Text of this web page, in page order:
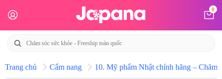
0
Trang chủ Cẩm nang 10. Mỹ phẩm Nhật chính hãng – Chăm